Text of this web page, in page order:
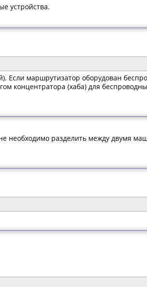
устройства.
Если маршрутизатор оборудован
концентратора (хаба) для
необходимо разделить между двумя